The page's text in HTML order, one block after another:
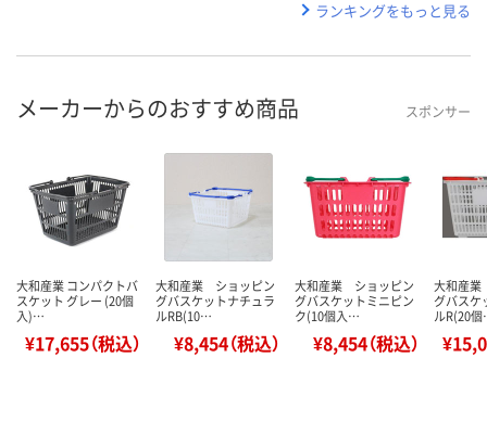
ランキングをもっと見る
メーカーからのおすすめ商品 スポンサー
大和産業 コンパクトバ
スケット グレー (20個
入)…
¥17,655（税込）
大和産業 ショッピン
グバスケットナチュラ
ルRB(10…
¥8,454（税込）
大和産業 ショッピン
グバスケットミニピン
ク(10個入…
¥8,454（税込）
大和産
グバスケ
ルR(20